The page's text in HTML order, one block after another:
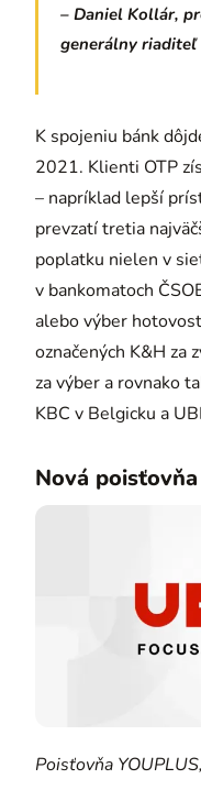
– Daniel Kollár,
generálny riaditeľ
K spojeniu bánk
2021. Klienti OTP
– napríklad lepší
prevzatí tretia
poplatku nielen v
v bankomatoch
alebo výber
označených K&H za
za výber a rovnako
KBC v Belgicku a
Nová poisťovňa
Poisťovňa